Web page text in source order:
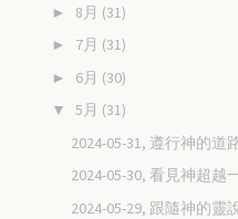
► 8月 (31)
► 7月 (31)
► 6月 (30)
▼ 5月 (31)
2024-05-31, 遵行神的道
2024-05-30, 看見神超越
2024-05-29, 跟隨神的靈